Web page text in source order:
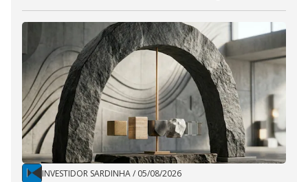
INVESTIDOR SARDINHA/ 05/08/2026